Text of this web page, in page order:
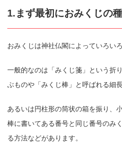
1.まず最初におみくじの
おみくじは神社仏閣によっていろい
一般的なのは「みくじ箋」という折
ぶものや「みくじ棒」と呼ばれる細
あるいは円柱形の筒状の箱を振り、
棒に書いてある番号と同じ番号のみ
る方法などがあります。